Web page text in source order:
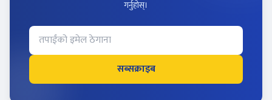
गर्नुहोस्।
सब्सक्राइब